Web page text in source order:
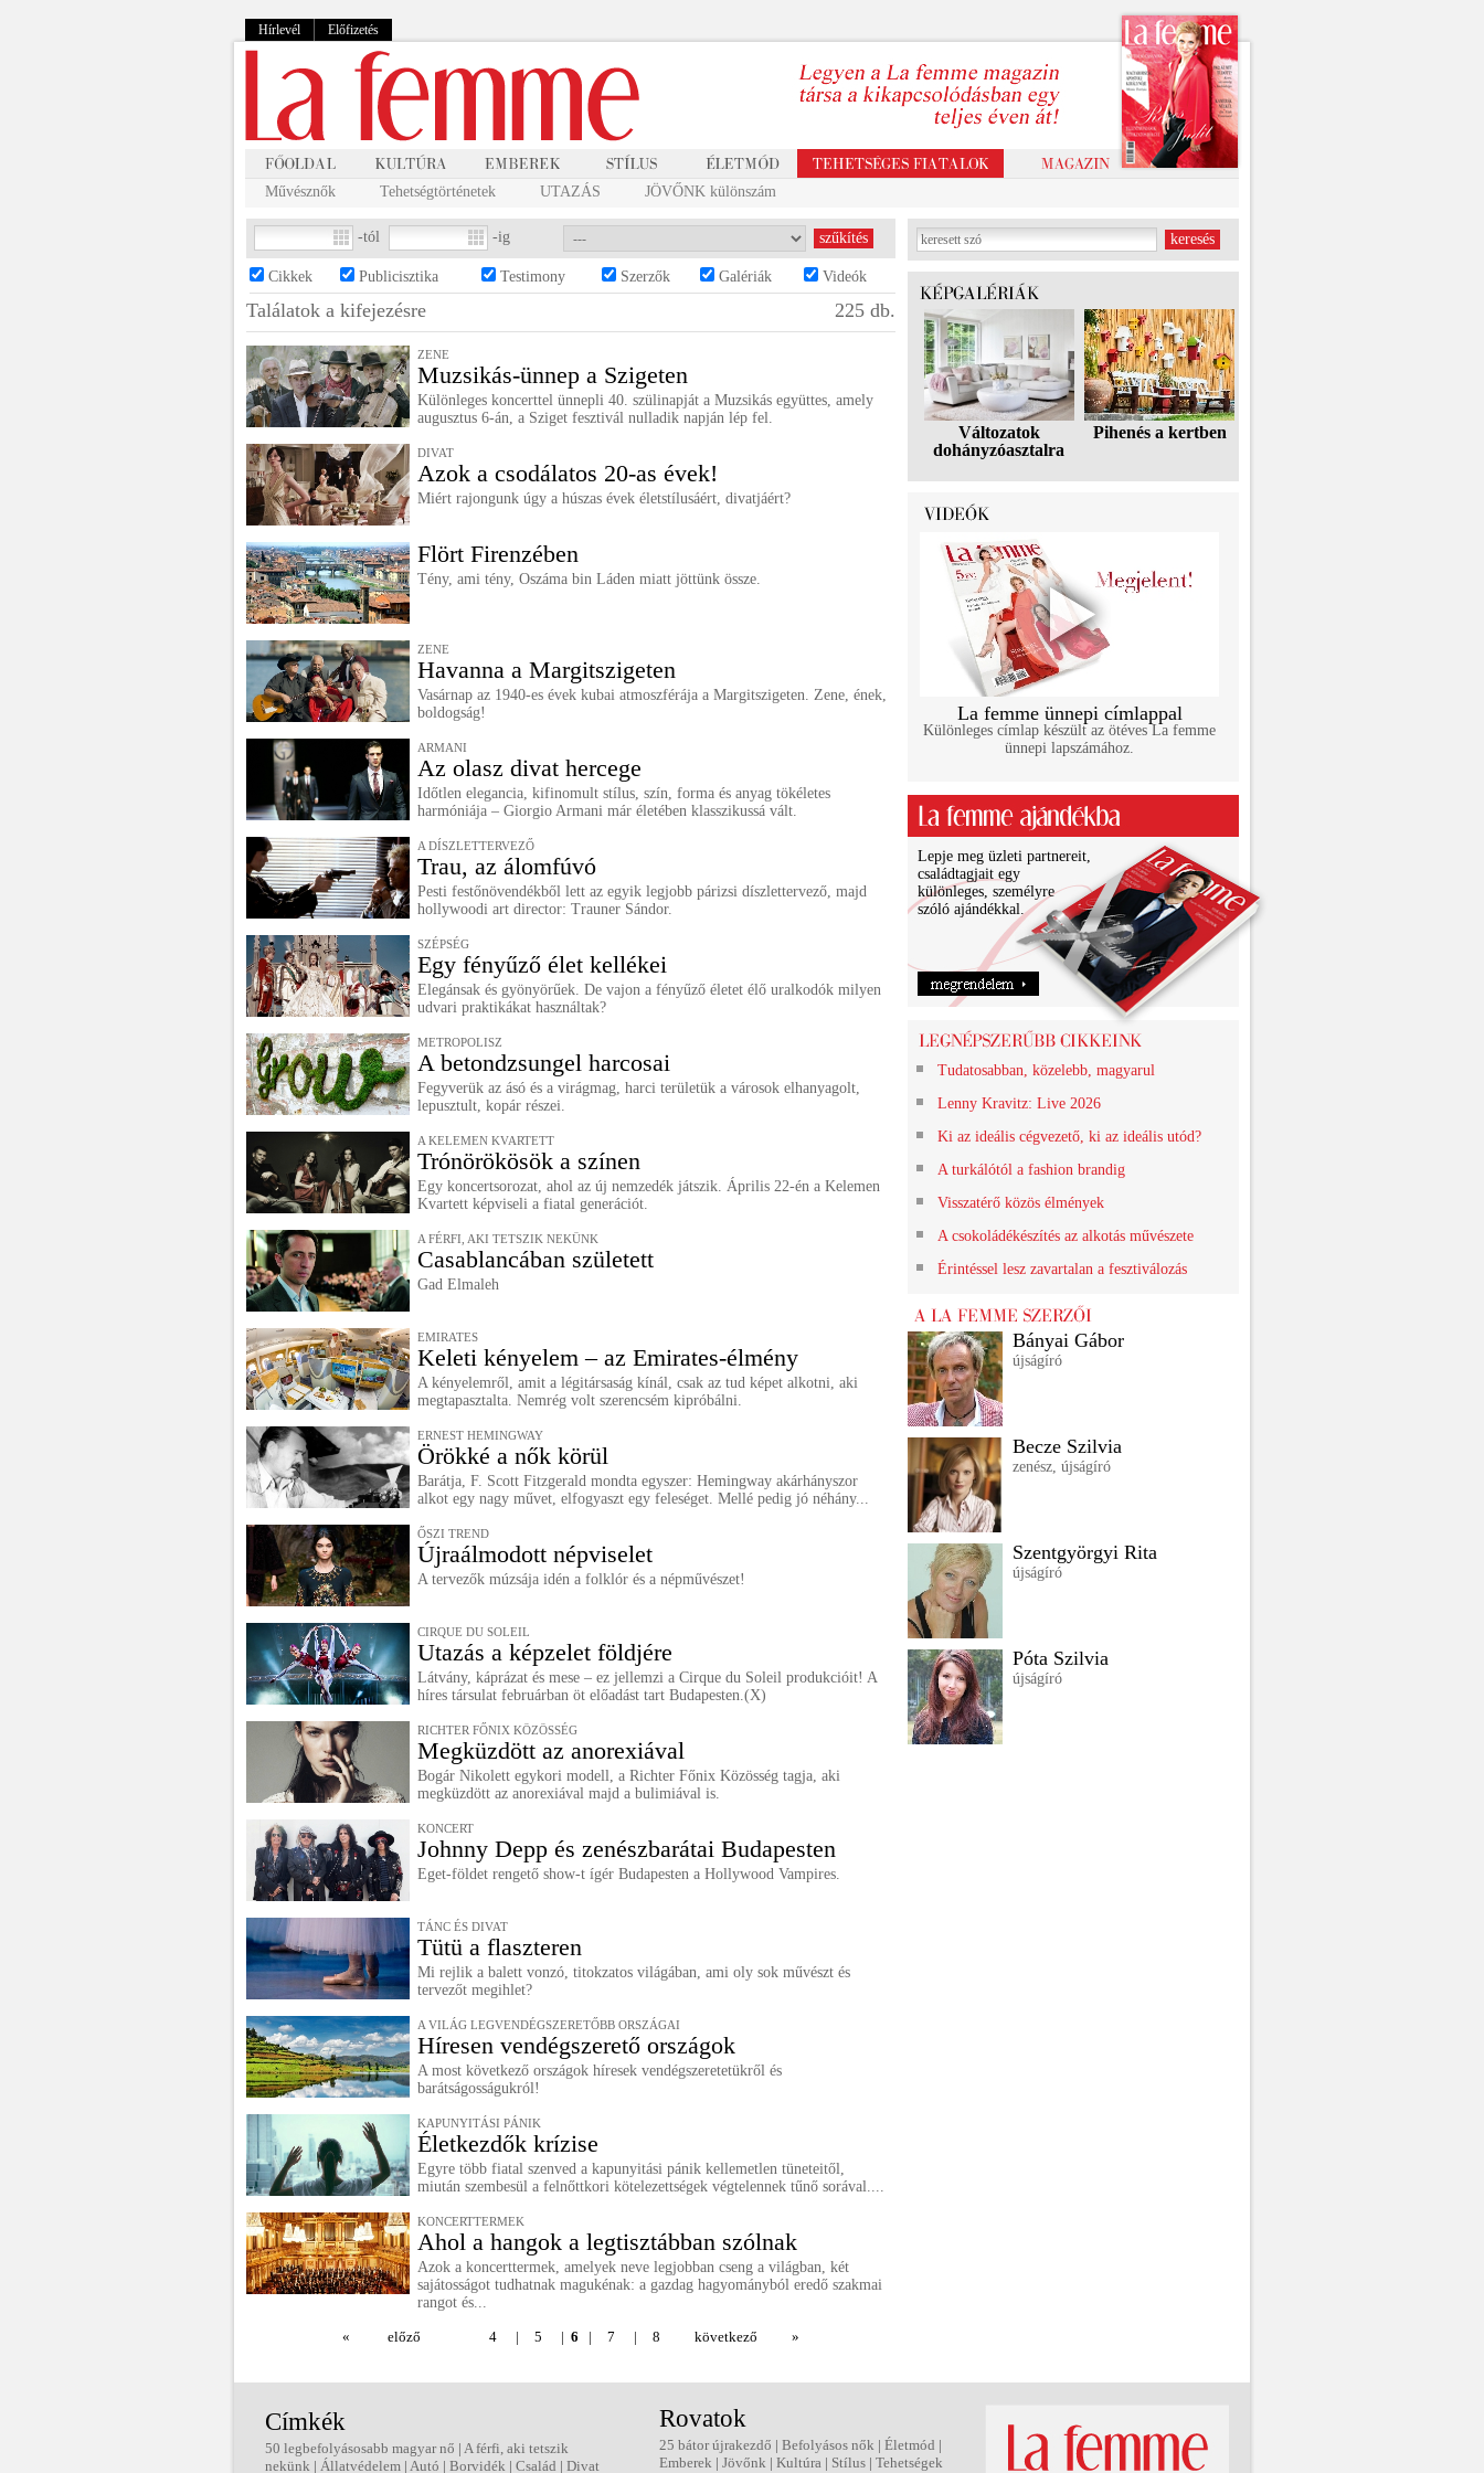
Hírlevél Előfizetés
Művésznők Tehetségtörténetek UTAZÁS JÖVŐNK különszám
-tól -ig
Cikkek Publicisztika Testimony Szerzők Galériák Videók
Találatok a kifejezésre 225 db.
ZENE
Muzsikás-ünnep a Szigeten
Különleges koncerttel ünnepli 40. szülinapját a Muzsikás együttes, amely
augusztus 6-án, a Sziget fesztivál nulladik napján lép fel.
DIVAT
Azok a csodálatos 20-as évek!
Miért rajongunk úgy a húszas évek életstílusáért, divatjáért?
Flört Firenzében
Tény, ami tény, Oszáma bin Láden miatt jöttünk össze.
ZENE
Havanna a Margitszigeten
Vasárnap az 1940-es évek kubai atmoszférája a Margitszigeten. Zene, ének,
boldogság!
ARMANI
Az olasz divat hercege
Időtlen elegancia, kifinomult stílus, szín, forma és anyag tökéletes
harmóniája – Giorgio Armani már életében klasszikussá vált.
A DÍSZLETTERVEZŐ
Trau, az álomfúvó
Pesti festőnövendékből lett az egyik legjobb párizsi díszlettervező, majd
hollywoodi art director: Trauner Sándor.
SZÉPSÉG
Egy fényűző élet kellékei
Elegánsak és gyönyörűek. De vajon a fényűző életet élő uralkodók milyen
udvari praktikákat használtak?
METROPOLISZ
A betondzsungel harcosai
Fegyverük az ásó és a virágmag, harci területük a városok elhanyagolt,
lepusztult, kopár részei.
A KELEMEN KVARTETT
Trónörökösök a színen
Egy koncertsorozat, ahol az új nemzedék játszik. Április 22-én a Kelemen
Kvartett képviseli a fiatal generációt.
A FÉRFI, AKI TETSZIK NEKÜNK
Casablancában született
Gad Elmaleh
EMIRATES
Keleti kényelem – az Emirates-élmény
A kényelemről, amit a légitársaság kínál, csak az tud képet alkotni, aki
megtapasztalta. Nemrég volt szerencsém kipróbálni.
ERNEST HEMINGWAY
Örökké a nők körül
Barátja, F. Scott Fitzgerald mondta egyszer: Hemingway akárhányszor
alkot egy nagy művet, elfogyaszt egy feleséget. Mellé pedig jó néhány...
ŐSZI TREND
Újraálmodott népviselet
A tervezők múzsája idén a folklór és a népművészet!
CIRQUE DU SOLEIL
Utazás a képzelet földjére
Látvány, káprázat és mese – ez jellemzi a Cirque du Soleil produkcióit! A
híres társulat februárban öt előadást tart Budapesten.(X)
RICHTER FŐNIX KÖZÖSSÉG
Megküzdött az anorexiával
Bogár Nikolett egykori modell, a Richter Főnix Közösség tagja, aki
megküzdött az anorexiával majd a bulimiával is.
KONCERT
Johnny Depp és zenészbarátai Budapesten
Eget-földet rengető show-t ígér Budapesten a Hollywood Vampires.
TÁNC ÉS DIVAT
Tütü a flaszteren
Mi rejlik a balett vonzó, titokzatos világában, ami oly sok művészt és
tervezőt megihlet?
A VILÁG LEGVENDÉGSZERETŐBB ORSZÁGAI
Híresen vendégszerető országok
A most következő országok híresek vendégszeretetükről és
barátságosságukról!
KAPUNYITÁSI PÁNIK
Életkezdők krízise
Egyre több fiatal szenved a kapunyitási pánik kellemetlen tüneteitől,
miután szembesül a felnőttkori kötelezettségek végtelennek tűnő sorával....
KONCERTTERMEK
Ahol a hangok a legtisztábban szólnak
Azok a koncerttermek, amelyek neve legjobban cseng a világban, két
sajátosságot tudhatnak magukénak: a gazdag hagyományból eredő szakmai
rangot és...
« előző 4 | 5 | 6 | 7 | 8 következő »
Változatok
dohányzóasztalra
Pihenés a kertben
La femme ünnepi címlappal
Különleges címlap készült az ötéves La femme
ünnepi lapszámához.
Lepje meg üzleti partnereit,
családtagjait egy
különleges, személyre
szóló ajándékkal.
Tudatosabban, közelebb, magyarul
Lenny Kravitz: Live 2026
Ki az ideális cégvezető, ki az ideális utód?
A turkálótól a fashion brandig
Visszatérő közös élmények
A csokoládékészítés az alkotás művészete
Érintéssel lesz zavartalan a fesztiválozás
Bányai Gábor
újságíró
Becze Szilvia
zenész, újságíró
Szentgyörgyi Rita
újságíró
Póta Szilvia
újságíró
Címkék
50 legbefolyásosabb magyar nő | A férfi, aki tetszik
nekünk | Állatvédelem | Autó | Borvidék | Család | Divat
Rovatok
25 bátor újrakezdő | Befolyásos nők | Életmód |
Emberek | Jövőnk | Kultúra | Stílus | Tehetségek